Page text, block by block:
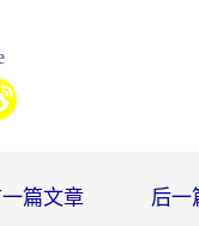
篇文章 后一